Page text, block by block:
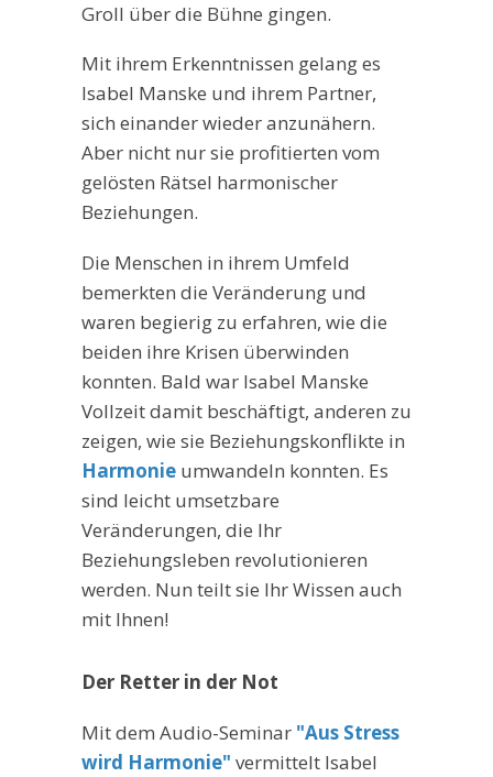
Groll über die Bühne gingen.
Mit ihrem Erkenntnissen gelang es
Isabel Manske und ihrem Partner,
sich einander wieder anzunähern.
Aber nicht nur sie profitierten vom
gelösten Rätsel harmonischer
Beziehungen.
Die Menschen in ihrem Umfeld
bemerkten die Veränderung und
waren begierig zu erfahren, wie die
beiden ihre Krisen überwinden
konnten. Bald war Isabel Manske
Vollzeit damit beschäftigt, anderen zu
zeigen, wie sie Beziehungskonflikte in
Harmonie umwandeln konnten. Es
sind leicht umsetzbare
Veränderungen, die Ihr
Beziehungsleben revolutionieren
werden. Nun teilt sie Ihr Wissen auch
mit Ihnen!
Der Retter in der Not
Mit dem Audio-Seminar "Aus Stress
wird Harmonie" vermittelt Isabel